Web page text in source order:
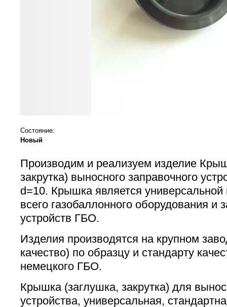
Состояние:
Новый
Производим и реализуем изделие
закрутка) выносного заправочного
d=10. Крышка является
всего газобаллонного оборудования и
устройств ГБО.
Изделия производятся на крупном
качество) по образцу и стандарту
немецкого ГБО.
Крышка (заглушка, закрутка) для
устройства, универсальная,